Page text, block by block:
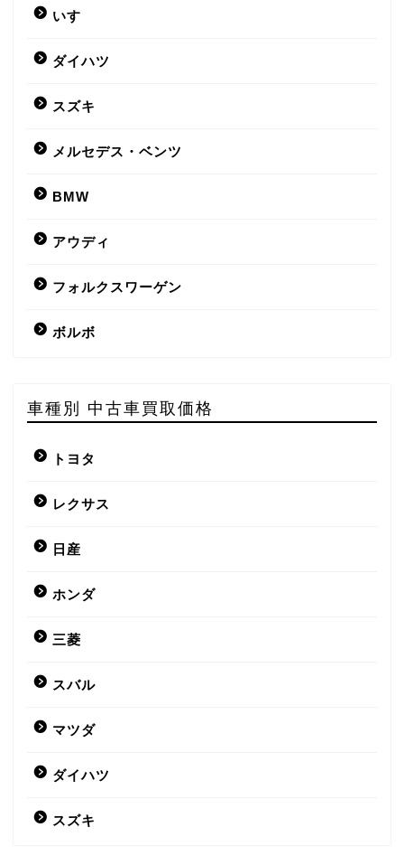
いすゞ
ダイハツ
スズキ
メルセデス・ベンツ
BMW
アウディ
フォルクスワーゲン
ボルボ
車種別 中古車買取価格
トヨタ
レクサス
日産
ホンダ
三菱
スバル
マツダ
ダイハツ
スズキ